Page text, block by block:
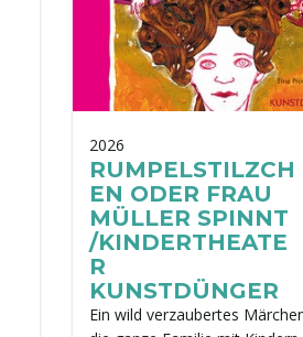
2026
RUMPELSTILZCH
EN ODER FRAU
MÜLLER SPINNT
/KINDERTHEATE
R
KUNSTDÜNGER
Ein wild verzaubertes